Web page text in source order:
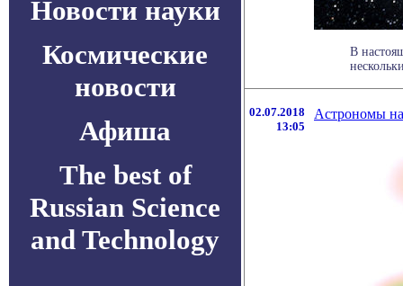
Новости науки
Космические
новости
Афиша
The best of
Russian Science
and Technology
В
02.07.2018
13:05
Астрономы